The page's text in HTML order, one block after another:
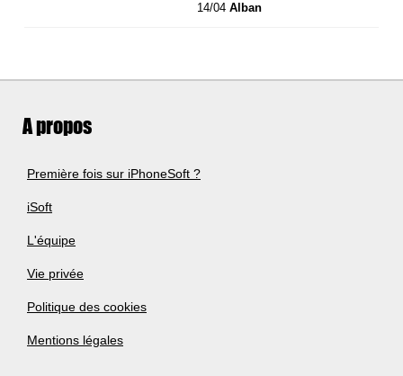
14/04Alban
A propos
Première fois sur iPhoneSoft ?
iSoft
L'équipe
Vie privée
Politique des cookies
Mentions légales